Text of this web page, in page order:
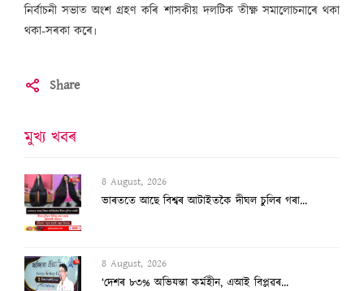
নিৰ্বাচনী সভাত অংশ গ্ৰহণ কৰি শাসকীয় দলটিক তীক্ষ্ণ সমালোচনাৰে থকা
থকা-সৰকা কৰে৷
Share
মুখ্য খবৰ
8 August, 2026
ভাৰততে আছে বিশ্বৰ আটাইতকৈ দীঘল চুলিৰ গৰা...
8 August, 2026
‘দেশৰ ৮৩% অভিযন্তা কৰ্মহীন, এআই বিপ্লৱৰ...